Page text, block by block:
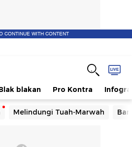
CONTINUE WITH CONTENT
blakan Pro Kontra
Melindungi Tuah-Marwah